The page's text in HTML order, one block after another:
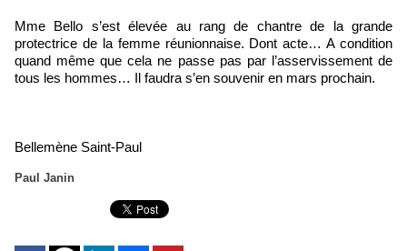
Mme Bello s’est élevée au rang de chantre de la grande
protectrice de la femme réunionnaise. Dont acte… A condition
quand même que cela ne passe pas par l’asservissement de
tous les hommes… Il faudra s’en souvenir en mars prochain.
Bellemène Saint-Paul
Paul Janin